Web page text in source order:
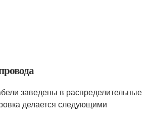
заведены в распределительные
делается следующими